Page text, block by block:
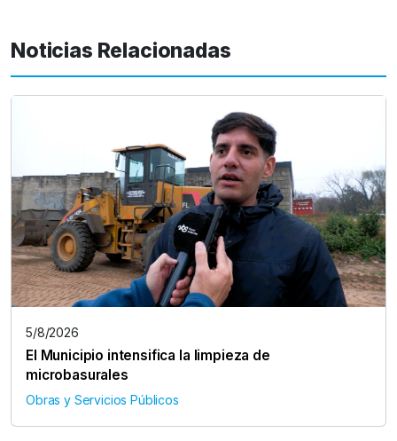
Noticias Relacionadas
5/8/2026
El Municipio intensifica la limpieza de
microbasurales
Obras y Servicios Públicos